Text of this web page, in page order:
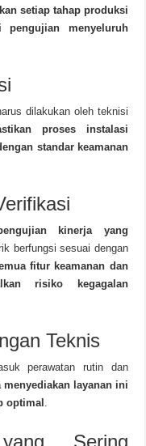
setiap tahap produksi
pengujian menyeluruh
dilakukan oleh teknisi
proses instalasi
standar keamanan
kinerja yang
berfungsi sesuai dengan
fitur keamanan dan
risiko kegagalan
Teknis
perawatan rutin dan
menyediakan layanan ini
optimal .
Sering